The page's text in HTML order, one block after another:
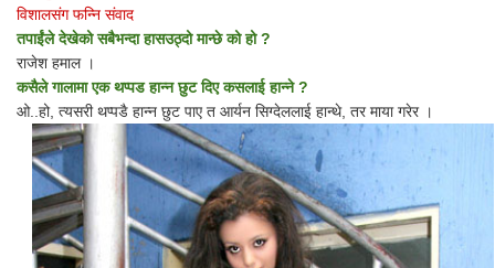
विशालसंग फन्नि संवाद
तपाईंले देखेको सबैभन्दा हासउठ्दो मान्छे को हो ?
राजेश हमाल ।
कसैले गालामा एक थप्पड हान्न छुट दिए कसलाई हान्ने ?
ओ..हो, त्यसरी थप्पडै हान्न छुट पाए त आर्यन सिग्देललाई हान्थे, तर माया गरेर ।